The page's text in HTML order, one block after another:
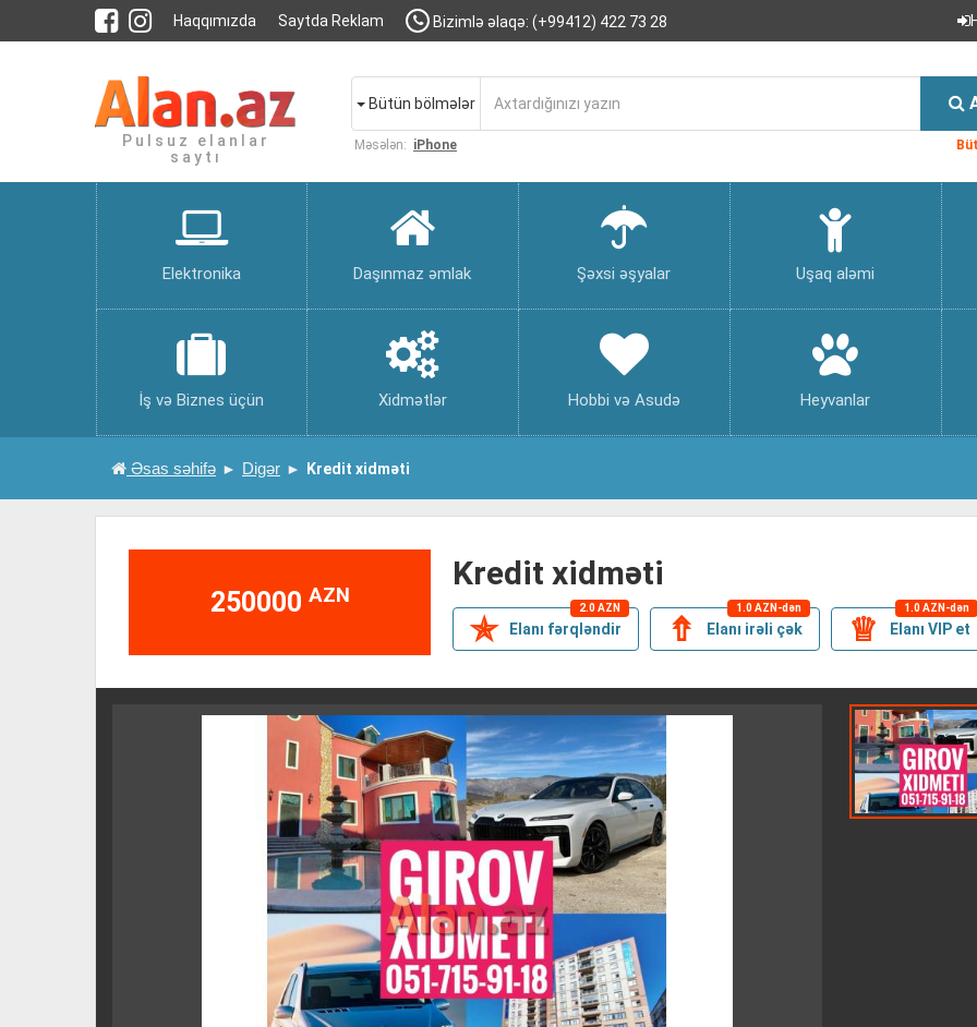
Haqqımızda Saytda Reklam Bizimlə əlaqə: (+99412) 422 73 28
Pulsuz elanlar
saytı
Bütün bölmələr
Məsələn: iPhone
Elektronika Daşınmaz əmlak Şəxsi əşyalar Uşaq aləmi
İş və Biznes üçün Xidmətlər Hobbi və Asudə Heyvanlar
Əsas səhifə Digər Kredit xidməti
250000 AZN
kredit xidməti
✯
Elanı fərqləndir
2.0 AZN
⇮ Elanı irəli çək
1.0 AZN-dən
♕ Elanı VIP et
1.0 AZN-dən